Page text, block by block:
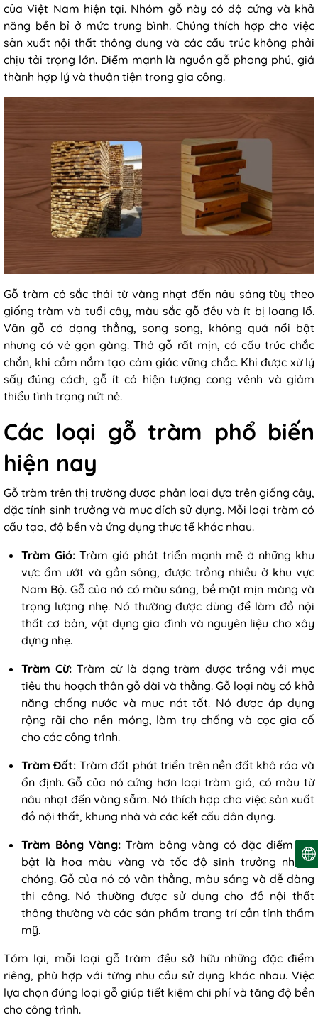
của Việt Nam hiện tại. Nhóm gỗ này có độ cứng và khả
năng bền bỉ ở mức trung bình. Chúng thích hợp cho việc
sản xuất nội thất thông dụng và các cấu trúc không phải
chịu tải trọng lớn. Điểm mạnh là nguồn gỗ phong phú, giá
thành hợp lý và thuận tiện trong gia công.
Gỗ tràm có sắc thái từ vàng nhạt đến nâu sáng tùy theo
giống tràm và tuổi cây, màu sắc gỗ đều và ít bị loang lổ.
Vân gỗ có dạng thẳng, song song, không quá nổi bật
nhưng có vẻ gọn gàng. Thớ gỗ rất mịn, có cấu trúc chắc
chắn, khi cầm nắm tạo cảm giác vững chắc. Khi được xử lý
sấy đúng cách, gỗ ít có hiện tượng cong vênh và giảm
thiểu tình trạng nứt nẻ.
Các loại gỗ tràm phổ biến
hiện nay
Gỗ tràm trên thị trường được phân loại dựa trên giống cây,
đặc tính sinh trưởng và mục đích sử dụng. Mỗi loại tràm có
cấu tạo, độ bền và ứng dụng thực tế khác nhau.
Tràm Gió: Tràm gió phát triển mạnh mẽ ở những khu
vực ẩm ướt và gần sông, được trồng nhiều ở khu vực
Nam Bộ. Gỗ của nó có màu sáng, bề mặt mịn màng và
trọng lượng nhẹ. Nó thường được dùng để làm đồ nội
thất cơ bản, vật dụng gia đình và nguyên liệu cho xây
dựng nhẹ.
Tràm Cừ:Tràm cừ là dạng tràm được trồng với mục
tiêu thu hoạch thân gỗ dài và thẳng. Gỗ loại này có khả
năng chống nước và mục nát tốt. Nó được áp dụng
rộng rãi cho nền móng, làm trụ chống và cọc gia cố
cho các công trình.
Tràm Đất: Tràm đất phát triển trên nền đất khô ráo và
ổn định. Gỗ của nó cứng hơn loại tràm gió, có màu từ
nâu nhạt đến vàng sẫm. Nó thích hợp cho việc sản xuất
đồ nội thất, khung nhà và các kết cấu dân dụng.
Tràm Bông Vàng: Tràm bông vàng có đặc điểm nổi
bật là hoa màu vàng và tốc độ sinh trưởng nhanh
chóng. Gỗ của nó có vân thẳng, màu sáng và dễ dàng
thi công. Nó thường được sử dụng cho đồ nội thất
thông thường và các sản phẩm trang trí cần tính thẩm
mỹ.
Tóm lại, mỗi loại gỗ tràm đều sở hữu những đặc điểm
riêng, phù hợp với từng nhu cầu sử dụng khác nhau. Việc
lựa chọn đúng loại gỗ giúp tiết kiệm chi phí và tăng độ bền
cho công trình.